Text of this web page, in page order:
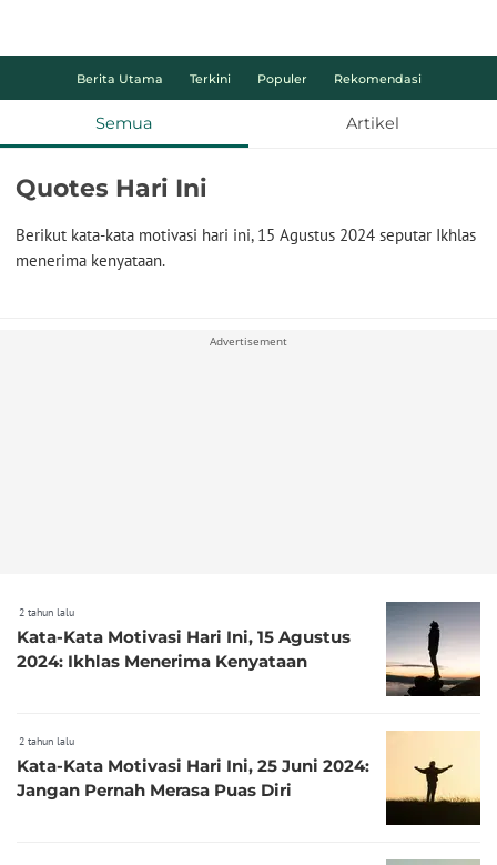
Berita Utama Terkini Populer Rekomendasi
Semua Artikel
Quotes Hari Ini
Berikut kata-kata motivasi hari ini, 15 Agustus 2024 seputar Ikhlas
menerima kenyataan.
Advertisement
2 tahun lalu
Kata-Kata Motivasi Hari Ini, 15 Agustus
2024: Ikhlas Menerima Kenyataan
2 tahun lalu
Kata-Kata Motivasi Hari Ini, 25 Juni 2024:
Jangan Pernah Merasa Puas Diri